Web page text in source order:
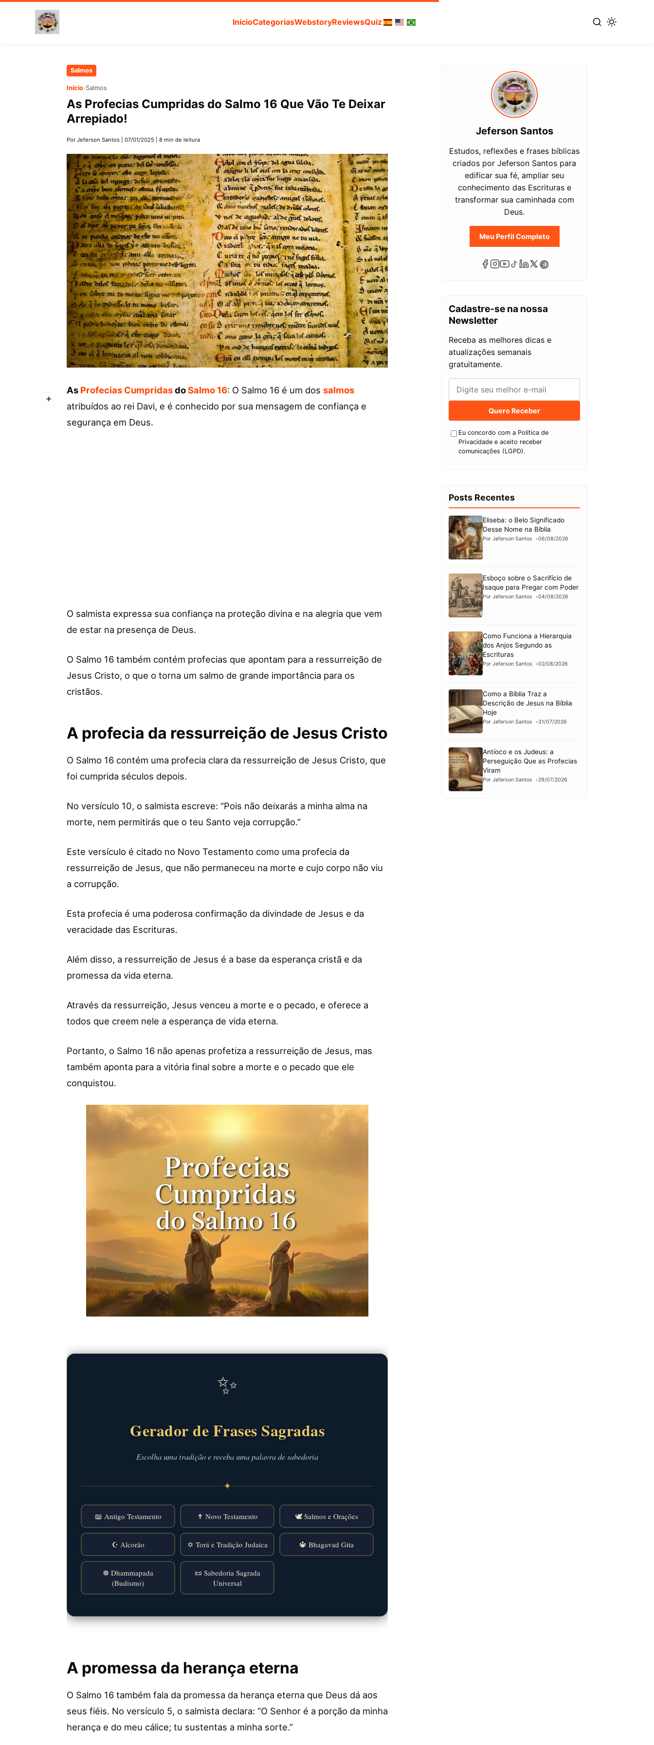
InícioCategoriasWebstoryReviewsQuiz
Salmos
Início›Salmos
As Profecias Cumpridas do Salmo 16 Que Vão Te Deixar
Arrepiado!
Por Jeferson Santos 07/01/2025 8 min de leitura
+
As Profecias CumpridasdoSalmo 16: O Salmo 16 é um dos salmos
atribuídos ao rei Davi, e é conhecido por sua mensagem de confiança e
segurança em Deus.
O salmista expressa sua confiança na proteção divina e na alegria que vem
de estar na presença de Deus.
O Salmo 16 também contém profecias que apontam para a ressurreição de
Jesus Cristo, o que o torna um salmo de grande importância para os
cristãos.
A profecia da ressurreição de Jesus Cristo
O Salmo 16 contém uma profecia clara da ressurreição de Jesus Cristo, que
foi cumprida séculos depois.
No versículo 10, o salmista escreve: “Pois não deixarás a minha alma na
morte, nem permitirás que o teu Santo veja corrupção.”
Este versículo é citado no Novo Testamento como uma profecia da
ressurreição de Jesus, que não permaneceu na morte e cujo corpo não viu
a corrupção.
Esta profecia é uma poderosa confirmação da divindade de Jesus e da
veracidade das Escrituras.
Além disso, a ressurreição de Jesus é a base da esperança cristã e da
promessa da vida eterna.
Através da ressurreição, Jesus venceu a morte e o pecado, e oferece a
todos que creem nele a esperança de vida eterna.
Portanto, o Salmo 16 não apenas profetiza a ressurreição de Jesus, mas
também aponta para a vitória final sobre a morte e o pecado que ele
conquistou.
✨
Gerador de Frases Sagradas
Escolha uma tradição e receba uma palavra de sabedoria
✦
📖 Antigo Testamento ✝️ Novo Testamento 🕊️ Salmos e Orações
☪️ Alcorão ✡️ Torá e Tradição Judaica 🔱 Bhagavad Gita
☸️ Dhammapada
(Budismo)
📜 Sabedoria Sagrada
Universal
A promessa da herança eterna
O Salmo 16 também fala da promessa da herança eterna que Deus dá aos
seus fiéis. No versículo 5, o salmista declara: “O Senhor é a porção da minha
herança e do meu cálice; tu sustentas a minha sorte.”
Jeferson Santos
Estudos, reflexões e frases bíblicas
criados por Jeferson Santos para
edificar sua fé, ampliar seu
conhecimento das Escrituras e
transformar sua caminhada com
Deus.
Meu Perfil Completo
Cadastre-se na nossa
Newsletter
Receba as melhores dicas e
atualizações semanais
gratuitamente.
Quero Receber
Eu concordo com a Política de
Privacidade e aceito receber
comunicações (LGPD).
Posts Recentes
Eliseba: o Belo Significado
Desse Nome na Bíblia
Por Jeferson Santos 06/08/2026
Esboço sobre o Sacrifício de
Isaque para Pregar com Poder
Por Jeferson Santos 04/08/2026
Como Funciona a Hierarquia
dos Anjos Segundo as
Escrituras
Por Jeferson Santos 02/08/2026
Como a Bíblia Traz a
Descrição de Jesus na Bíblia
Hoje
Por Jeferson Santos 31/07/2026
Antíoco e os Judeus: a
Perseguição Que as Profecias
Viram
Por Jeferson Santos 29/07/2026